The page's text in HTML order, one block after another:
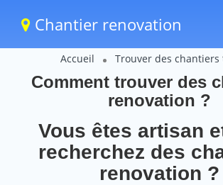
Chantier renovation
Accueil Trouver des chantiers
Comment trouver des
renovation ?
Vous êtes artisan
recherchez des
renovation ?